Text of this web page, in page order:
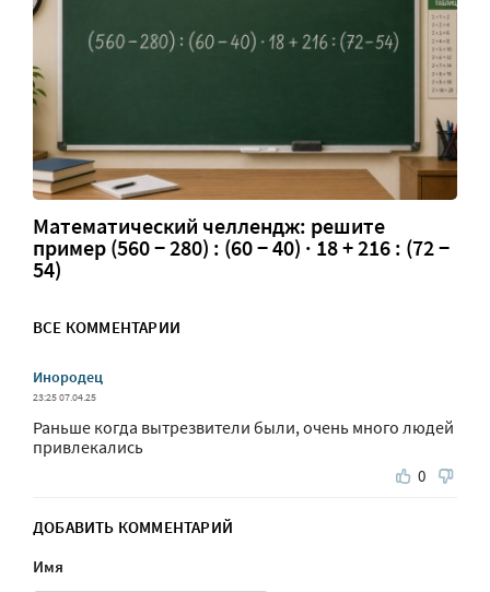
Математический челлендж: решите
пример (560 − 280) : (60 − 40) · 18 + 216 : (72 −
54)
ВСЕ КОММЕНТАРИИ
Инородец
23:25 07.04.25
Раньше когда вытрезвители были, очень много людей
привлекались
0
ДОБАВИТЬ КОММЕНТАРИЙ
Имя